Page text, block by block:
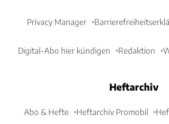
Privacy Manager
Digital-Abo hier kündigen Redaktion
Heftarchiv
Abo & Hefte Heftarchiv Promobil